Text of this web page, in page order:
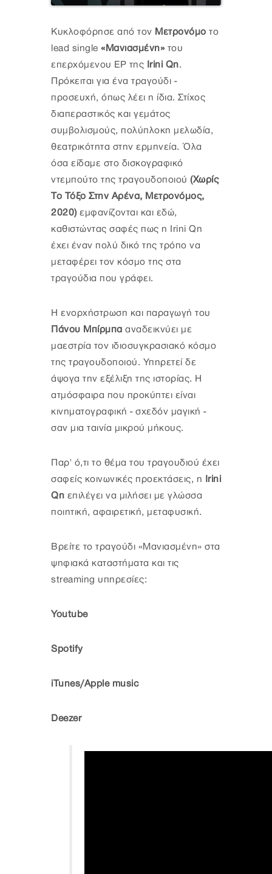
Κυκλοφόρησε από τον Μετρονόμο το
lead single «Μανιασμένη» του
επερχόμενου EP της Irini Qn.
Πρόκειται για ένα τραγούδι -
προσευχή, όπως λέει η ίδια. Στίχος
διαπεραστικός και γεμάτος
συμβολισμούς, πολύπλοκη μελωδία,
θεατρικότητα στην ερμηνεία. Όλα
όσα είδαμε στο δισκογραφικό
ντεμπούτο της τραγουδοποιού (Χωρίς
Το Τόξο Στην Αρένα, Μετρονόμος,
2020)εμφανίζονται και εδώ,
καθιστώντας σαφές πως η Irini Qn
έχει έναν πολύ δικό της τρόπο να
μεταφέρει τον κόσμο της στα
τραγούδια που γράφει.
Η ενορχήστρωση και παραγωγή του
Πάνου Μπίρμπα αναδεικνύει με
μαεστρία τον ιδιοσυγκρασιακό κόσμο
της τραγουδοποιού. Υπηρετεί δε
άψογα την εξέλιξη της ιστορίας. Η
ατμόσφαιρα που προκύπτει είναι
κινηματογραφική - σχεδόν μαγική -
σαν μια ταινία μικρού μήκους.
Παρ' ό,τι το θέμα του τραγουδιού έχει
σαφείς κοινωνικές προεκτάσεις, η
Irini
Qn επιλέγει να μιλήσει με γλώσσα
ποιητική, αφαιρετική, μεταφυσική.
Βρείτε το τραγούδι «Mανιασμένη» στα
ψηφιακά καταστήματα και τις
streaming υπηρεσίες:
Υοutube
Spotify
iTunes/Apple music
Deezer